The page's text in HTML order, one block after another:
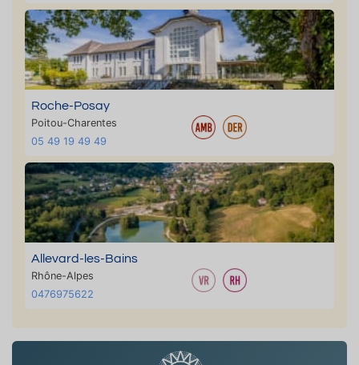
Roche-Posay
Poitou-Charentes
05 49 19 49 49
Allevard-les-Bains
Rhône-Alpes
0476975622